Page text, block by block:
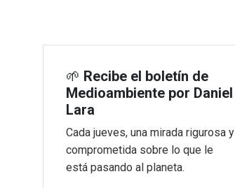
🌱 Recibe el boletín de
Medioambiente por Daniel
Lara
Cada jueves, una mirada rigurosa y
comprometida sobre lo que le
está pasando al planeta.